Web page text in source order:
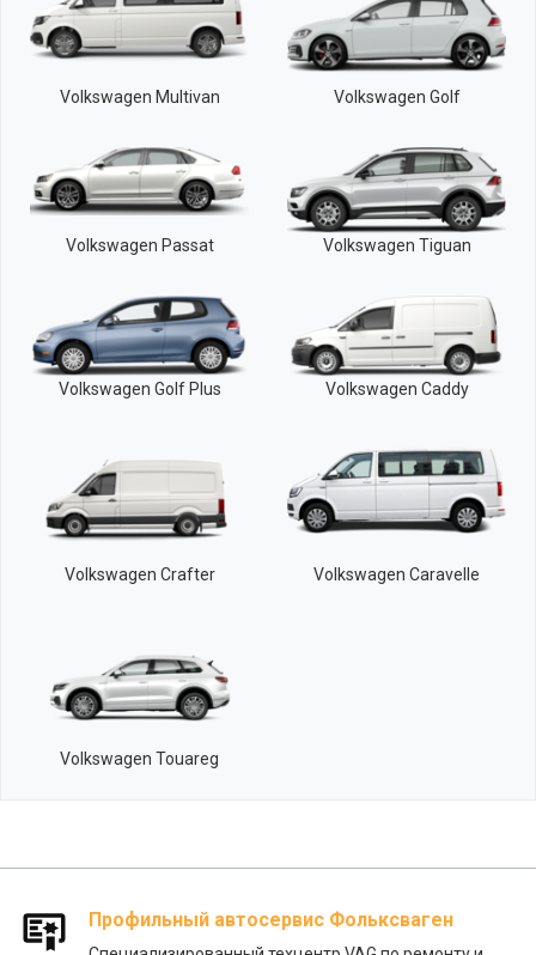
Volkswagen Multivan Volkswagen Golf
Volkswagen Passat Volkswagen Tiguan
Volkswagen Golf Plus Volkswagen Caddy
Volkswagen Crafter Volkswagen Caravelle
Volkswagen Touareg
Профильный автосервис Фольксваген